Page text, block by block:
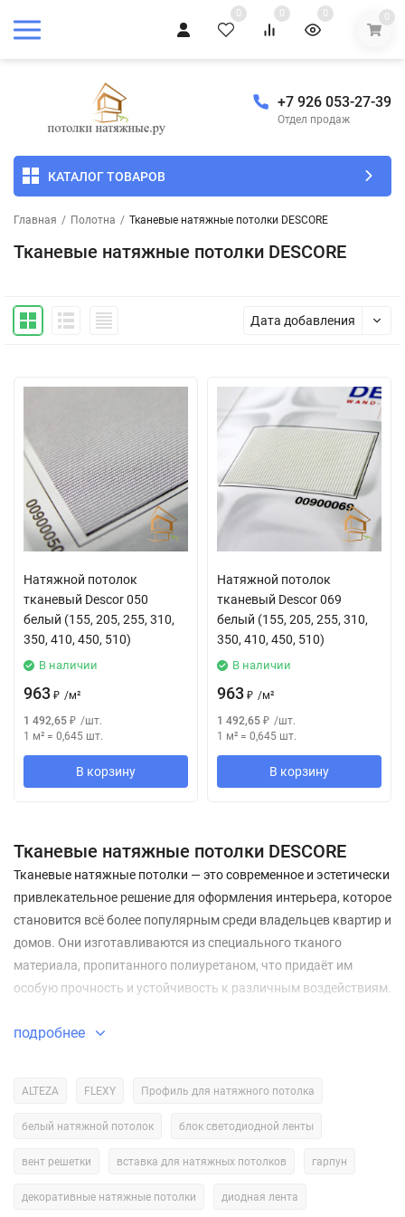
0 0 0 0
+7 926 053-27-39
Отдел продаж
КАТАЛОГ ТОВАРОВ
Главная / Полотна / Тканевые натяжные потолки DESCORE
Тканевые натяжные потолки DESCORE
Дата добавления
Натяжной потолок
тканевый Descor 050
белый (155, 205, 255, 310,
350, 410, 450, 510)
В наличии
963 ₽ /м²
1 492,65 ₽ /шт.
1 м² = 0,645 шт.
В корзину
Натяжной потолок
тканевый Descor 069
белый (155, 205, 255, 310,
350, 410, 450, 510)
В наличии
963 ₽ /м²
1 492,65 ₽ /шт.
1 м² = 0,645 шт.
В корзину
Тканевые натяжные потолки DESCORE
Тканевые натяжные потолки — это современное и эстетически
привлекательное решение для оформления интерьера, которое
становится всё более популярным среди владельцев квартир и
домов. Они изготавливаются из специального тканого
материала, пропитанного полиуретаном, что придаёт им
особую прочность и устойчивость к различным воздействиям.
Особенности тканевых натяжных потолков
уникальную текстуру, которая придаёт им особый шарм и
позволяет создавать интересные визуальные эффекты и
подробнее
ALTEZA FLEXY Профиль для натяжного потолка
белый натяжной потолок блок светодиодной ленты
вент решетки вставка для натяжных потолков гарпун
декоративные натяжные потолки диодная лента